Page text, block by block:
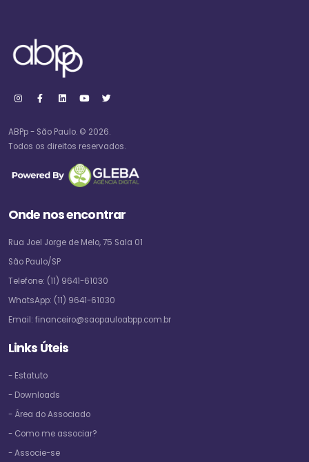
ABPp - São Paulo. © 2026.
Todos os direitos reservados.
Onde nos encontrar
Rua Joel Jorge de Melo, 75 Sala 01
São Paulo/SP
Telefone: (11) 9641-61030
WhatsApp: (11) 9641-61030
Email: financeiro@saopauloabpp.com.br
Links Úteis
- Estatuto
- Downloads
- Área do Associado
- Como me associar?
- Associe-se